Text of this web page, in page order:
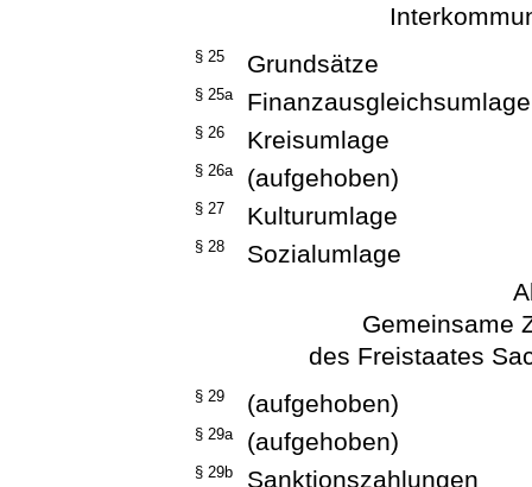
§ 25 Grundsätze
§ 25a Finanzausgleichsumlage
§ 26 Kreisumlage
§ 26a (aufgehoben)
§ 27 Kulturumlage
§ 28
Sozialumlage
Gemeinsame
des Freistaates
§ 29 (aufgehoben)
§ 29a (aufgehoben)
§ 29b
Sanktionszahlungen